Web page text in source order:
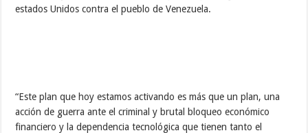
estados Unidos contra el pueblo de Venezuela.
“Este plan que hoy estamos activando es más que un plan, una
acción de guerra ante el criminal y brutal bloqueo económico
financiero y la dependencia tecnológica que tienen tanto el